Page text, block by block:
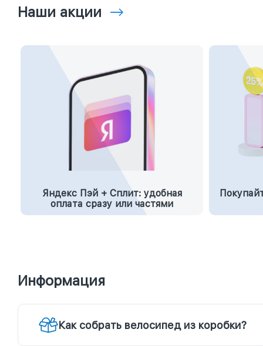
Наши акции
Яндекс Пэй + Сплит: удобная
оплата сразу или частями
Информация
Как собрать велосипед из коробки?